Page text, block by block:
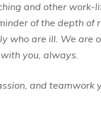
and other
of the depth of
who are ill. We
you, always.
and teamwork